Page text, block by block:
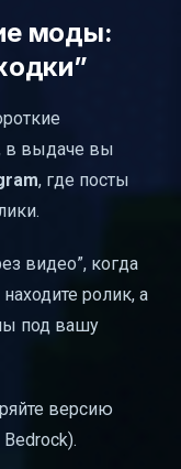
моды:
в выдаче вы
, где посты
видео”, когда
ролик, а
под вашу
версию